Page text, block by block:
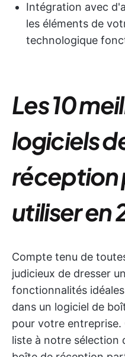
Intégration avec
les éléments de
technologique
Les 10
logiciels
réception
utiliser en
Compte tenu de
judicieux de dresser
fonctionnalités
dans un logiciel de
pour votre
liste à notre sélection